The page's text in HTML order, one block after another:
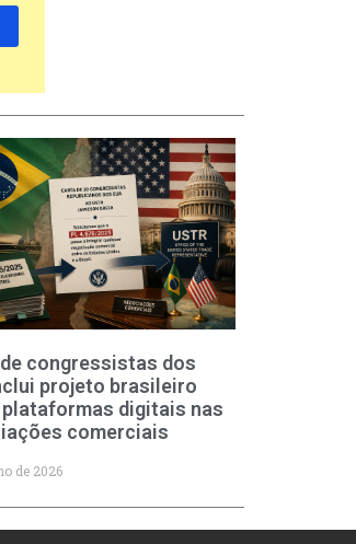
congressistas dos
projeto brasileiro
digitais nas
comerciais
de 2026